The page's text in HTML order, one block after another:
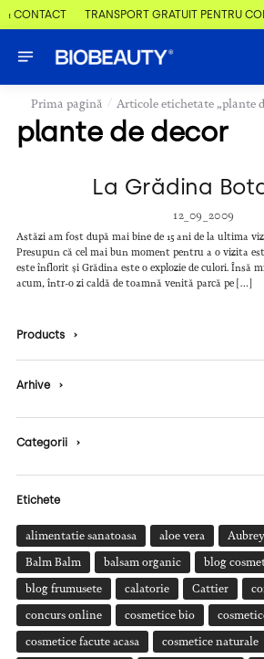
CONTACT TRANSPORT GRATUIT PENTRU
Prima pagină / Articole etichetate „plante
plante de decor
La Grădina
12_09_2009
Astăzi am fost după mai bine de 15 ani de la ultima
Presupun că cel mai bun moment pentru a o vizita
este înflorit și Grădina este o explozie de culori. Însă
acum, într-o zi caldă de toamnă venită parcă pe […]
Products ›
Arhive ›
Categorii ›
Etichete
alimentatie sanatoasa aloe vera
Balm Balm balsam organic blog
blog frumusete calatorie Cattier
concurs online cosmetice bio
cosmetice facute acasa cosmetice naturale